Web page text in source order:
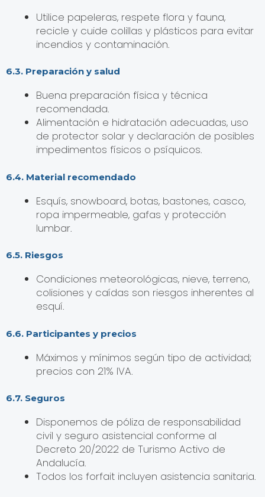
Utilice papeleras, respete flora y fauna,
recicle y cuide colillas y plásticos para evitar
incendios y contaminación.
6.3. Preparación y salud
Buena preparación física y técnica
recomendada.
Alimentación e hidratación adecuadas, uso
de protector solar y declaración de posibles
impedimentos físicos o psíquicos.
6.4. Material recomendado
Esquís, snowboard, botas, bastones, casco,
ropa impermeable, gafas y protección
lumbar.
6.5. Riesgos
Condiciones meteorológicas, nieve, terreno,
colisiones y caídas son riesgos inherentes al
esquí.
6.6. Participantes y precios
Máximos y mínimos según tipo de actividad;
precios con 21% IVA.
6.7. Seguros
Disponemos de póliza de responsabilidad
civil y seguro asistencial conforme al
Decreto 20/2022 de Turismo Activo de
Andalucía.
Todos los forfait incluyen asistencia sanitaria.